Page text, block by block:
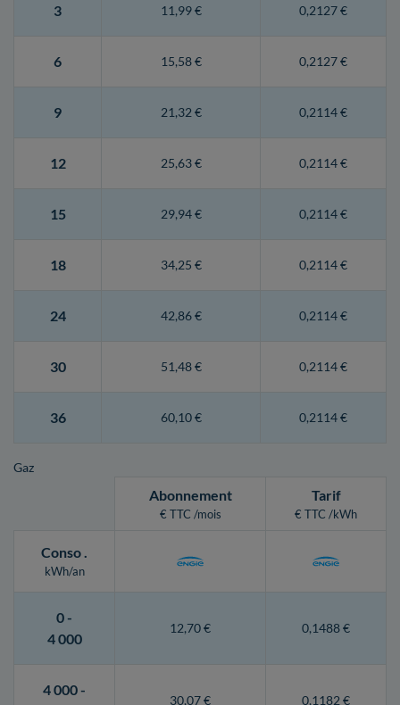
3 11,99 € 0,2127 €
6 15,58 € 0,2127 €
9 21,32 € 0,2114 €
12 25,63 € 0,2114 €
15 29,94 € 0,2114 €
18 34,25 € 0,2114 €
24 42,86 € 0,2114 €
30 51,48 € 0,2114 €
36 60,10 € 0,2114 €
Gaz
Abonnement
€ TTC /mois
Tarif
€ TTC /kWh
Conso.
kWh/an
0 -
4 000
12,70 € 0,1488 €
4 000 -
30,07 € 0,1182 €